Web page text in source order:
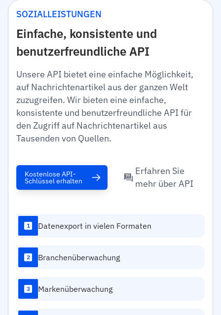
SOZIALLEISTUNGEN
Einfache, konsistente und
benutzerfreundliche API
Unsere API bietet eine einfache Möglichkeit,
auf Nachrichtenartikel aus der ganzen Welt
zuzugreifen. Wir bieten eine einfache,
konsistente und benutzerfreundliche API für
den Zugriff auf Nachrichtenartikel aus
Tausenden von Quellen.
Kostenlose API-
Schlüssel erhalten
Erfahren Sie
mehr über API
1 Datenexport in vielen Formaten
2 Branchenüberwachung
3 Markenüberwachung